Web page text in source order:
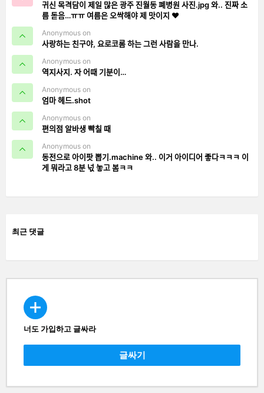
귀신 목격담이 제일 많은 광주 진월동 폐병원 사진.jpg 와.. 진짜 소
름 돋음…ㅠㅠ 여름은 오싹해야 제 맛이지 ❤️
Anonymous on
사랑하는 친구야, 요로코롬 하는 그런 사람을 만나.
Anonymous on
역지사지. 자 어때 기분이…
Anonymous on
엄마 헤드.shot
Anonymous on
편의점 알바생 빡칠 때
Anonymous on
동전으로 아이팟 뽑기.machine 와.. 이거 아이디어 좋다ㅋㅋㅋ 이
게 뭐라고 8분 넋 놓고 봄ㅋㅋ
최근 댓글
CREATE
너도 가입하고 글싸라
글싸기